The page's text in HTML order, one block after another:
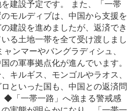
建設予定です。 また、「一帯
モルディブは、中国から支援を
建設を進めましたが、返済でき
る土地一帯を全て受け渡しまし
ンマーやバングラディシュ、
の軍事拠点化が進んでいます。
キルギス、モンゴルやラオス、
といった国も、中国との返済問
◆「一帯一路」へ強まる警戒感